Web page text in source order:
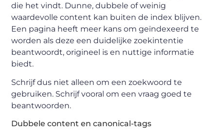
die het vindt. Dunne, dubbele of weinig
waardevolle content kan buiten de index blijven.
Een pagina heeft meer kans om geïndexeerd te
worden als deze een duidelijke zoekintentie
beantwoordt, origineel is en nuttige informatie
biedt.
Schrijf dus niet alleen om een zoekwoord te
gebruiken. Schrijf vooral om een vraag goed te
beantwoorden.
Dubbele content en canonical-tags